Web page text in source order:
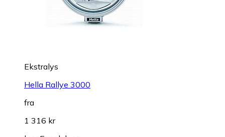
Ekstralys
Hella Rallye 3000
fra
1 316 kr